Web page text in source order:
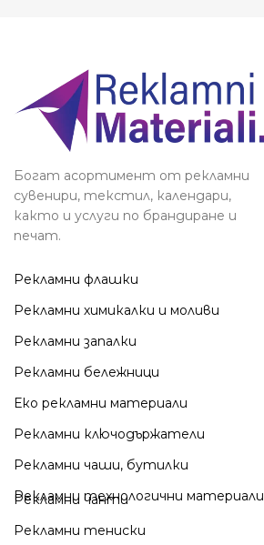
Богат асортимент от рекламни
сувенири, текстил, календари,
както и услуги по брандиране и
печат.
Рекламни флашки
Рекламни химикалки и моливи
Рекламни запалки
Рекламни бележници
Еко рекламни материали
Рекламни ключодържатели
Рекламни чаши, бутилки
Рекламни технологични материали
Рекламни чанти
Рекламни тениски